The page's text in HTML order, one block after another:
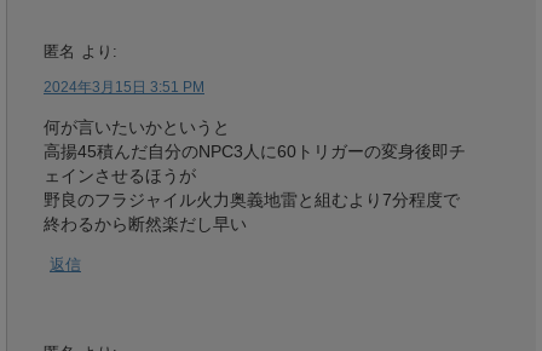
匿名 より:
2024年3月15日 3:51 PM
何が言いたいかというと
高揚45積んだ自分のNPC3人に60トリガーの変身後即チ
ェインさせるほうが
野良のフラジャイル火力奥義地雷と組むより7分程度で
終わるから断然楽だし早い
返信